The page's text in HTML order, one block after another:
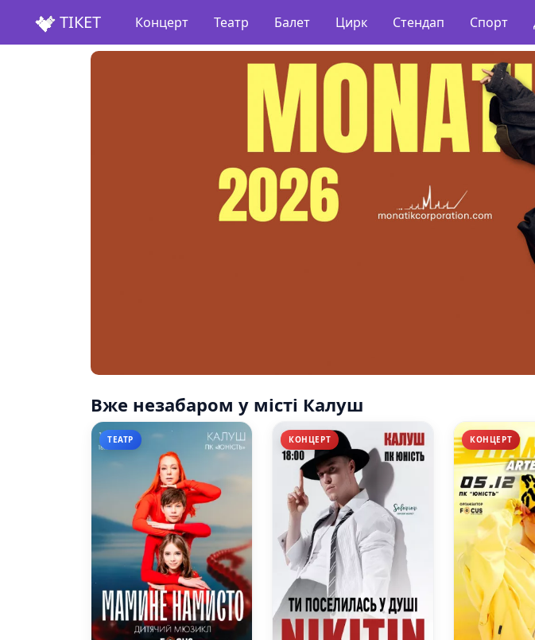
ТІКЕТ Концерт Театр Балет Цирк Стендап Спорт
Вже незабаром у місті Калуш
ТЕАТР КОНЦЕРТ КОНЦЕРТ